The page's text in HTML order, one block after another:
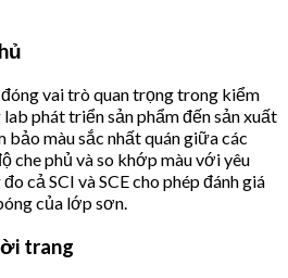
vai trò quan trọng trong kiểm
phát triển sản phẩm đến sản xuất
bảo màu sắc nhất quán giữa các
che phủ và so khớp màu với yêu
cả SCI và SCE cho phép đánh giá
của lớp sơn.
trang